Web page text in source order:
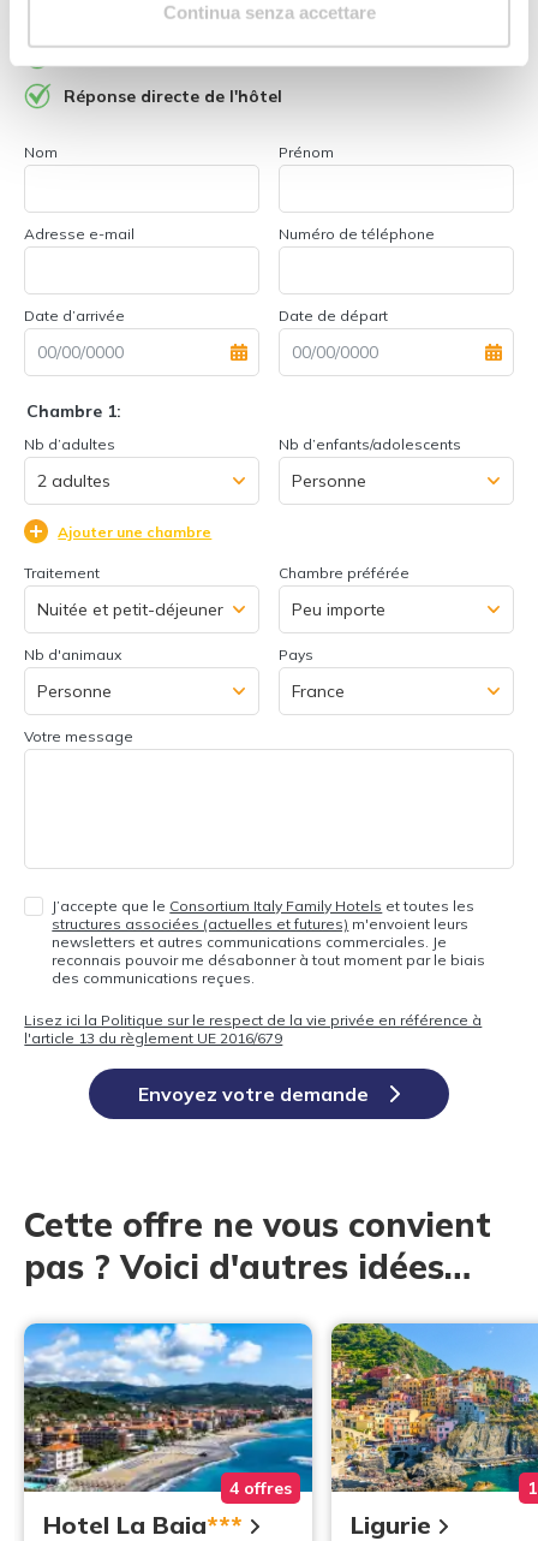
Continua senza accettare
Meilleur prix pour famille
Réponse directe de l'hôtel
Nom Prénom
Adresse e-mail Numéro de téléphone
Date d’arrivée Date de départ
Chambre 1:
Nb d’adultes Nb d’enfants/adolescents
Ajouter une chambre
Traitement Chambre préférée
Nb d'animaux Pays
Votre message
J’accepte que le Consortium Italy Family Hotels et toutes les
structures associées (actuelles et futures) m'envoient leurs
newsletters et autres communications commerciales. Je
reconnais pouvoir me désabonner à tout moment par le biais
des communications reçues.
Lisez ici la Politique sur le respect de la vie privée en référence à
l'article 13 du règlement UE 2016/679
Envoyez votre demande
Cette offre ne vous convient
pas ? Voici d'autres idées…
4 offres
Hotel La Baia*** Ligurie